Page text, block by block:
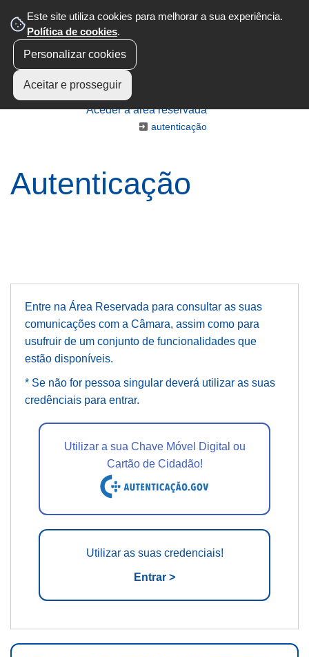
Este site utiliza cookies para melhorar a sua experiência.
Política de cookies.
Personalizar cookies
Aceitar e prosseguir
Aceder à área reservada
autenticação
Autenticação
Entre na Área Reservada para consultar as suas
comunicações com a Câmara, assim como para
usufruir de um conjunto de funcionalidades que
estão disponíveis.
* Se não for pessoa singular deverá utilizar as suas
credênciais para entrar.
Utilizar a sua Chave Móvel Digital ou
Cartão de Cidadão!
Utilizar as suas credenciais!
Entrar >